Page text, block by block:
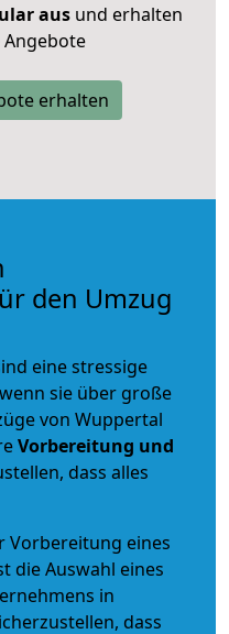
ausund erhalten
Angebote
erhalten
den Umzug
eine stressige
sie über große
von Wuppertal
Vorbereitung und
dass alles
Vorbereitung eines
die Auswahl eines
in
dass